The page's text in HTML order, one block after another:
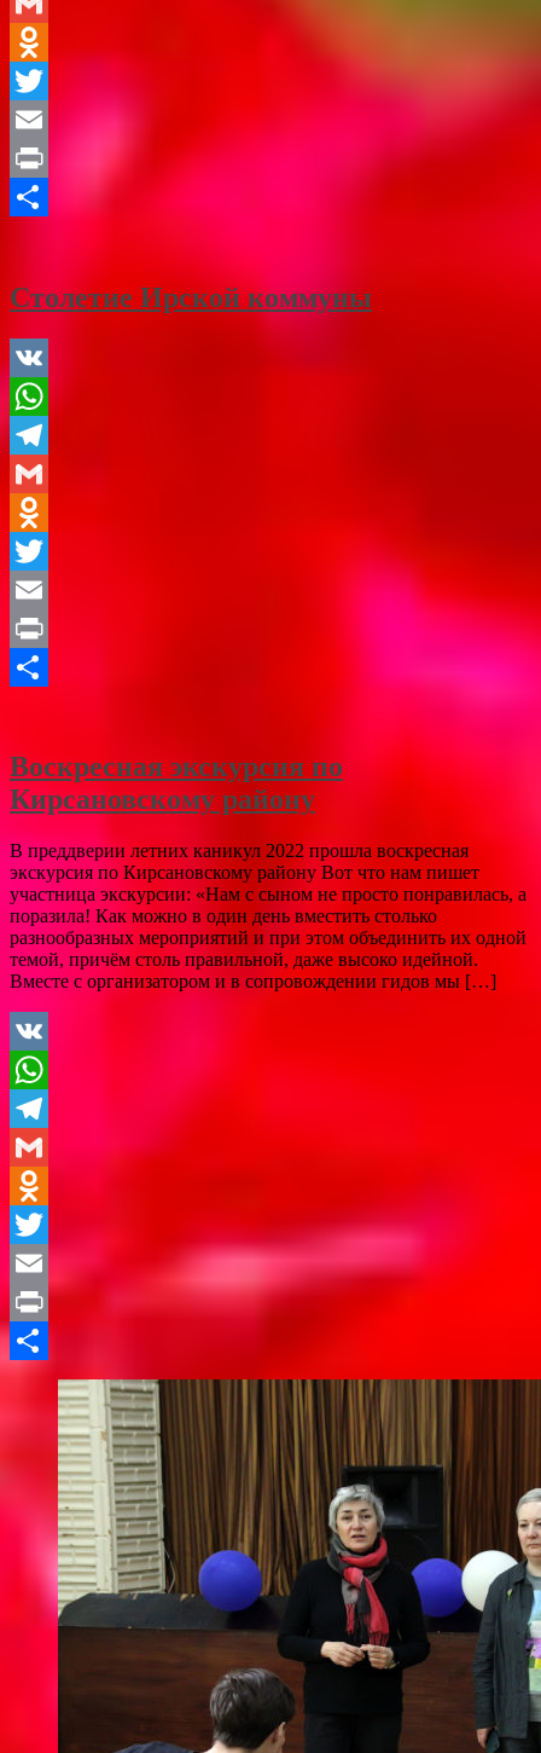
Gmail
Odnoklassniki
Twitter
Email
Print
Столетие Ирской коммуны
VK
WhatsApp
Telegram
Gmail
Odnoklassniki
Twitter
Email
Print
Воскресная экскурсия по
Кирсановскому району
В преддверии летних каникул 2022 прошла воскресная
экскурсия по Кирсановскому району Вот что нам пишет
участница экскурсии: «Нам с сыном не просто понравилась, а
поразила! Как можно в один день вместить столько
разнообразных мероприятий и при этом объединить их одной
темой, причём столь правильной, даже высоко идейной.
Вместе с организатором и в сопровождении гидов мы […]
VK
WhatsApp
Telegram
Gmail
Odnoklassniki
Twitter
Email
Print
Отправить